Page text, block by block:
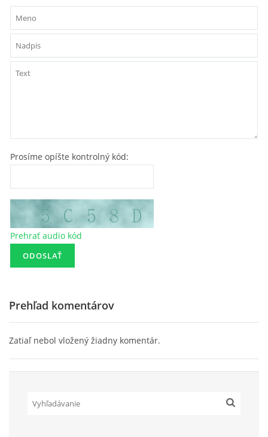
Prosíme opíšte kontrolný kód:
Prehrať audio kód
Prehľad komentárov
Zatiaľ nebol vložený žiadny komentár.